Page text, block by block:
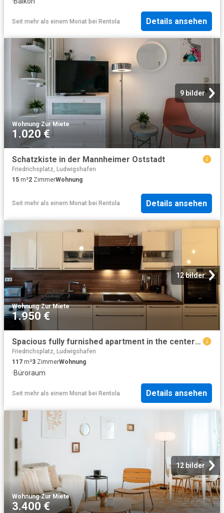
Seit mehr als einem Monat bei Rentola Details ansehen
9 bilder
Wohnung·Zur Miete
1.020 €
Schatzkiste in der Mannheimer Oststadt
Friedrichsplatz, Ludwigshafen
15 m²2 ZimmerWohnung
Seit mehr als einem Monat bei Rentola Details ansehen
12 bilder
Wohnung·Zur Miete
1.950 €
Spacious fully furnished apartment in the center of Mannheim
Friedrichsplatz, Ludwigshafen
117 m²3 ZimmerWohnung
·Büroraum
Seit mehr als einem Monat bei Rentola Details ansehen
12 bilder
Wohnung·Zur Miete
3.400 €